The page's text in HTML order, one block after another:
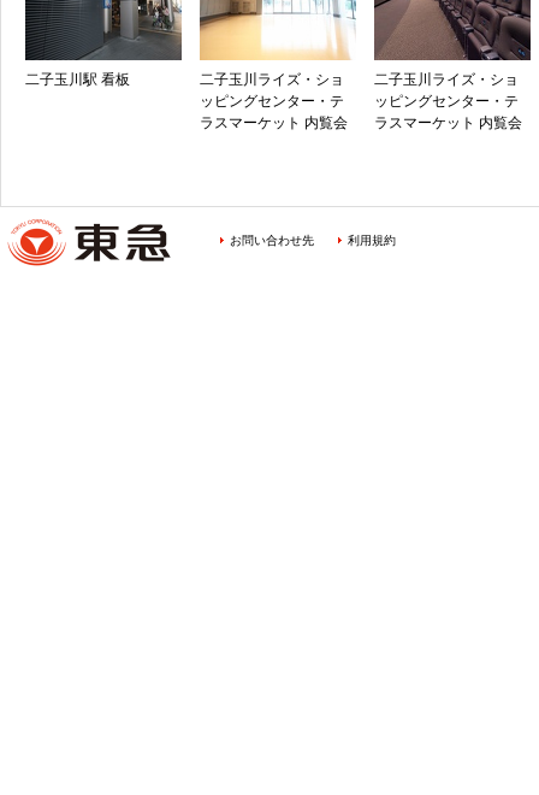
二子玉川駅 看板
二子玉川ライズ・ショ
ッピングセンター・テ
ラスマーケット 内覧会
二子玉川ライズ・ショ
ッピングセンター・テ
ラスマーケット 内覧会
お問い合わせ先 利用規約